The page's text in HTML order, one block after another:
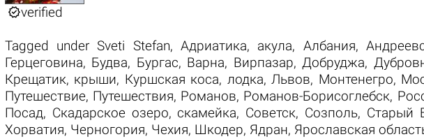
verified
Tagged underSveti Stefan,Адриатика, акула, Албания,
Герцеговина, Будва, Бургас, Варна, Вирпазар,Добруджа,
Крещатик, крыши, Куршская коса, лодка,Львов, Монтенегро,
Путешествие, Путешествия, Романов, Романов-Борисоглебск,
Посад, Скадарское озеро,скамейка, Советск, Созполь, Старый
Хорватия, Черногория, Чехия, Шкодер, Ядран, Ярославская